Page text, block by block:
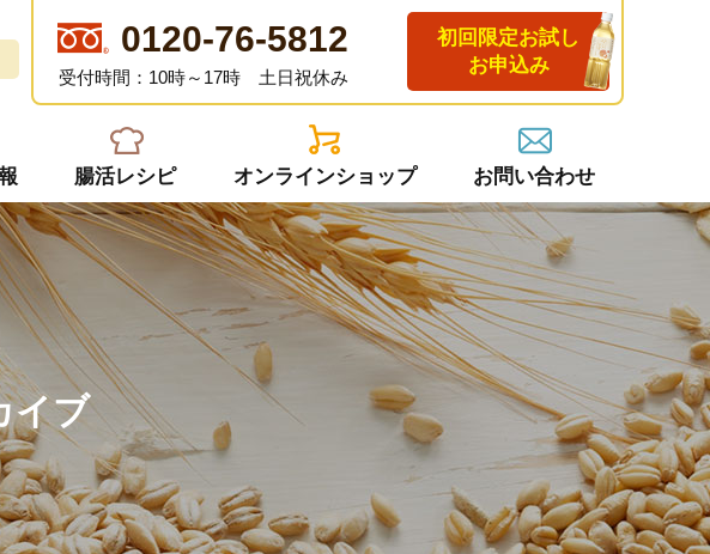
0120-76-5812
受付時間：10時～17時 土日祝休み
初回限定お試し
お申込み
腸活レシピ オンラインショップ お問い合わせ
イブ